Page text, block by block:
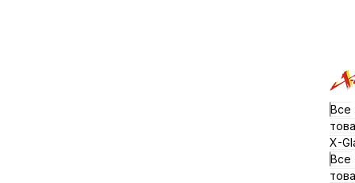
Все
X-
Все